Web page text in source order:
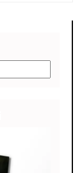
عن: